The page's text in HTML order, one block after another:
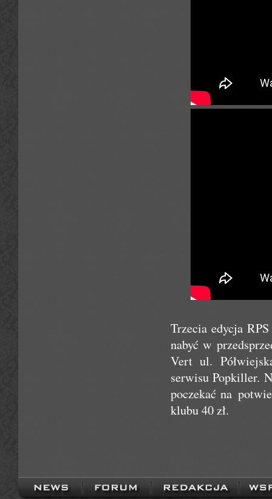
Trzecia edycja
nabyć w
Vert ul.
serwisu Popkiller.
poczekać na
klubu 40 zł.